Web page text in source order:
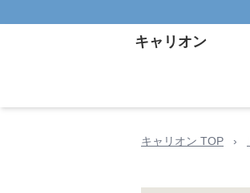
キャリオン
キャリオン TOP ›